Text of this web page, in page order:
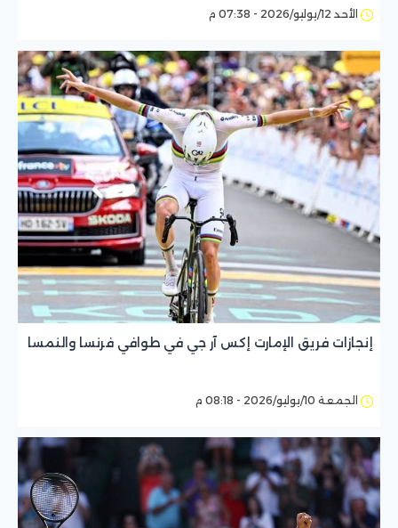
الأحد 12/يوليو/2026 - 07:38 م
إنجازات فريق الإمارت إكس آر جي في طوافي فرنسا والنمسا
الجمعة 10/يوليو/2026 - 08:18 م